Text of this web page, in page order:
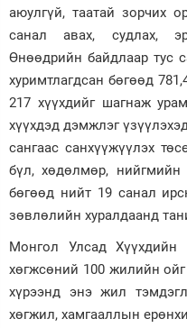
аюулгүй, таатай зорчих
санал авах, судлах,
Өнөөдрийн байдлаар тус
хуримтлагдсан бөгөөд
217 хүүхдийг шагнаж
хүүхдэд дэмжлэг
сангаас санхүүжүүлэх
бүл, хөдөлмөр,
бөгөөд нийт 19 санал
зөвлөлийн хуралдаанд
Монгол Улсад Хүүхдийн
хөгжсөний 100 жилийн ойг
хүрээнд энэ жил
хөгжил, хамгааллын